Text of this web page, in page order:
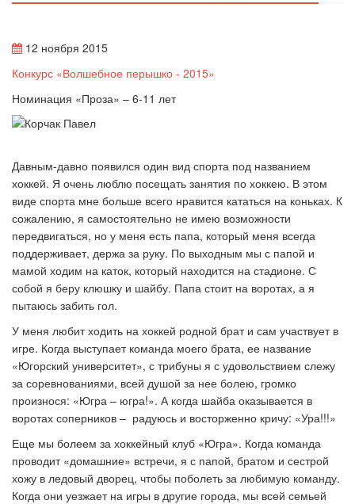
12 ноября 2015
Конкурс «Волшебное перышко - 2015»
Номинация «Проза» – 6-11 лет
Давным-давно появился один вид спорта под названием
хоккей. Я очень люблю посещать занятия по хоккею. В этом
виде спорта мне больше всего нравится кататься на коньках. К
сожалению, я самостоятельно не имею возможности
передвигаться, но у меня есть папа, который меня всегда
поддерживает, держа за руку. По выходным мы с папой и
мамой ходим на каток, который находится на стадионе. С
собой я беру клюшку и шайбу. Папа стоит на воротах, а я
пытаюсь забить гол.
У меня любит ходить на хоккей родной брат и сам участвует в
игре. Когда выступает команда моего брата, ее название
«Югорский университет», с трибуны я с удовольствием слежу
за соревнованиями, всей душой за нее болею, громко
произнося: «Югра – югра!». А когда шайба оказывается в
воротах соперников – радуюсь и восторженно кричу: «Ура!!!»
Еще мы болеем за хоккейный клуб «Югра». Когда команда
проводит «домашние» встречи, я с папой, братом и сестрой
хожу в ледовый дворец, чтобы поболеть за любимую команду.
Когда они уезжает на игры в другие города, мы всей семьей